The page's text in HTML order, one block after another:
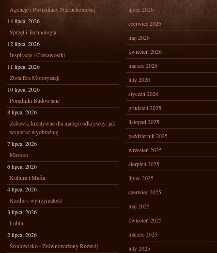
Agencje i Pośrednicy Nieruchomości
14 lipca, 2026
Sprzęt i Technologia
12 lipca, 2026
Inspiracje i Ciekawostki
11 lipca, 2026
Złota Era Motoryzacji
10 lipca, 2026
Poradniki Budowlane
8 lipca, 2026
Zabawki kreatywne dla małego odkrywcy: jak
wspierać wyobraźnię
7 lipca, 2026
Maroko
6 lipca, 2026
Kultura i Mafia
4 lipca, 2026
Kardio i wytrzymałość
3 lipca, 2026
Lubin
2 lipca, 2026
Środowisko i Zrównoważony Rozwój
lipiec 2026
czerwiec 2026
maj 2026
kwiecień 2026
marzec 2026
luty 2026
styczeń 2026
grudzień 2025
listopad 2025
październik 2025
wrzesień 2025
sierpień 2025
lipiec 2025
czerwiec 2025
maj 2025
kwiecień 2025
marzec 2025
luty 2025